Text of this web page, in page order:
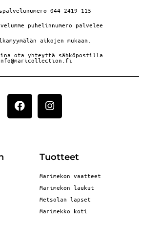
044 2419 115
puhelinnumero palvelee
aikojen mukaan.
ota yhteyttä sähköpostilla
Tuotteet
Marimekon vaatteet
Marimekon laukut
Metsolan lapset
Marimekko koti